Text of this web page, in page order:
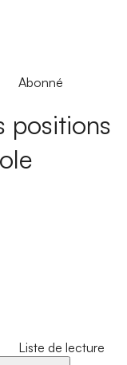
Abonné
positions
Liste de lecture